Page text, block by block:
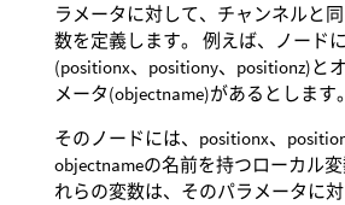
ラメータに対して、チャンネルと
数を定義します。 例えば、ノード
(positionx、positiony、positionz)と
メータ(objectname)があるとします。
そのノードには、positionx、
objectnameの名前を持つローカル
れらの変数は、そのパラメータに